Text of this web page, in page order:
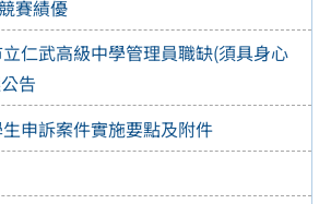
賽績優
立仁武高級中學管理員職缺(須具身心
告
申訴案件實施要點及附件